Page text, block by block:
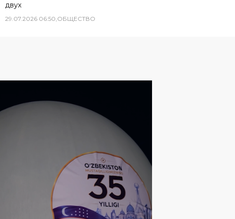
двух
29.07.2026 06:50,ОБЩЕСТВО